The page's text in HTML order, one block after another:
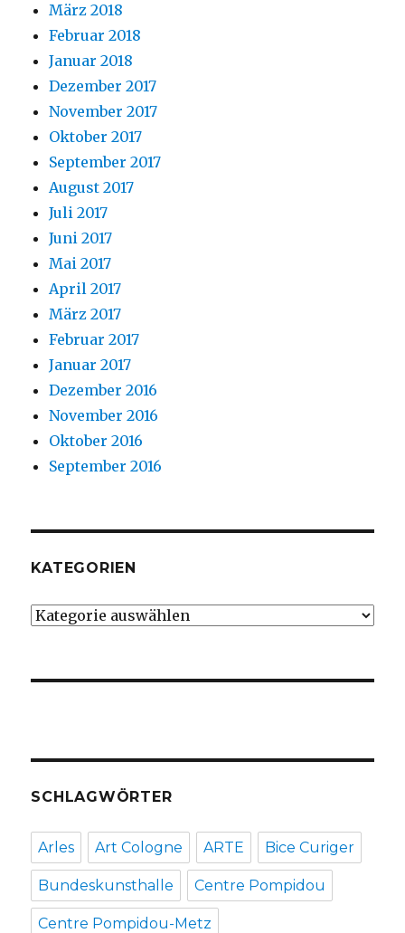
März 2018
Februar 2018
Januar 2018
Dezember 2017
November 2017
Oktober 2017
September 2017
August 2017
Juli 2017
Juni 2017
Mai 2017
April 2017
März 2017
Februar 2017
Januar 2017
Dezember 2016
November 2016
Oktober 2016
September 2016
KATEGORIEN
Kategorien
SCHLAGWÖRTER
Arles Art Cologne ARTE Bice Curiger
Bundeskunsthalle Centre Pompidou
Centre Pompidou-Metz